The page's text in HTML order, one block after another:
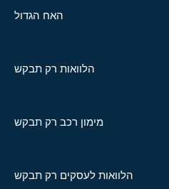
האח הגדול
הלוואות רק תבקש
מימון רכב רק תבקש
הלוואות לעסקים רק תבקש